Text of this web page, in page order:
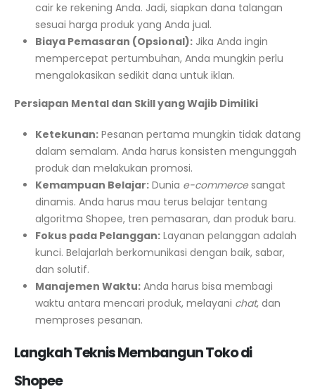
cair ke rekening Anda. Jadi, siapkan dana talangan
sesuai harga produk yang Anda jual.
Biaya Pemasaran (Opsional):Jika Anda ingin
mempercepat pertumbuhan, Anda mungkin perlu
mengalokasikan sedikit dana untuk iklan.
Persiapan Mental dan Skill yang Wajib Dimiliki
Ketekunan:Pesanan pertama mungkin tidak datang
dalam semalam. Anda harus konsisten mengunggah
produk dan melakukan promosi.
Kemampuan Belajar:Dunia e-commercesangat
dinamis. Anda harus mau terus belajar tentang
algoritma Shopee, tren pemasaran, dan produk baru.
Fokus pada Pelanggan:Layanan pelanggan adalah
kunci. Belajarlah berkomunikasi dengan baik, sabar,
dan solutif.
Manajemen Waktu:Anda harus bisa membagi
waktu antara mencari produk, melayani chat, dan
memproses pesanan.
Langkah Teknis Membangun Toko di
Shopee